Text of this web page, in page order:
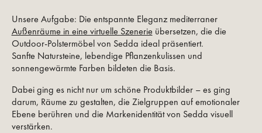
Unsere Aufgabe: Die entspannte Eleganz mediterraner
Außenräume in eine virtuelle Szenerie übersetzen, die die
Outdoor-Polstermöbel von Sedda ideal präsentiert.
Sanfte Natursteine, lebendige Pflanzenkulissen und
sonnengewärmte Farben bildeten die Basis.
Dabei ging es nicht nur um schöne Produktbilder – es ging
darum, Räume zu gestalten, die Zielgruppen auf emotionaler
Ebene berühren und die Markenidentität von Sedda visuell
verstärken.